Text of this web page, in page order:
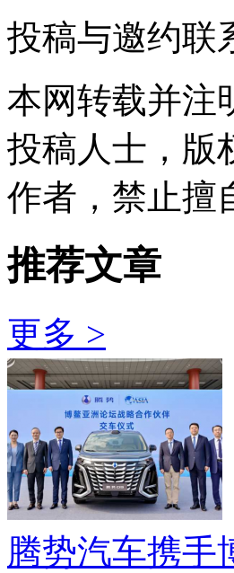
投稿与邀约联
本网转载并注
投稿人士，版
作者，禁止擅
推荐文章
更多 >
腾势汽车携手